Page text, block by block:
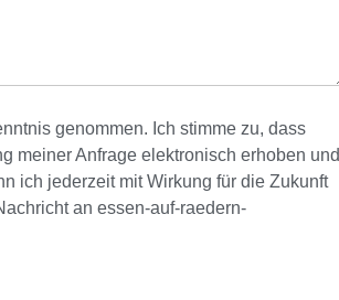
genommen. Ich stimme zu, dass
meiner Anfrage elektronisch erhoben und
ich jederzeit mit Wirkung für die Zukunft
an essen-auf-raedern-